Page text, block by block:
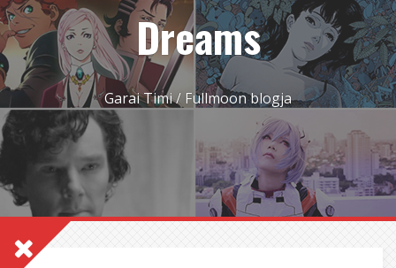
Dreams
Garai Timi / Fullmoon blogja